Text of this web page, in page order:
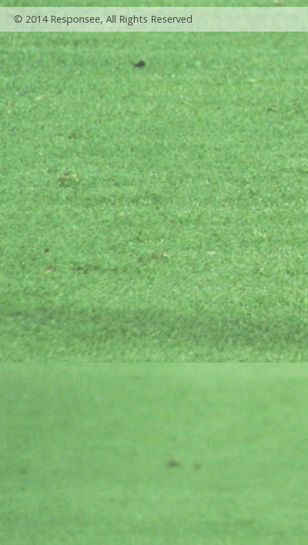
© 2014 Responsee, All Rights Reserved